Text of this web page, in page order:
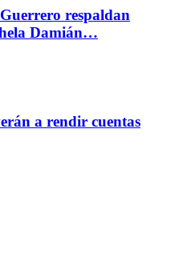
respaldan
Damián…
a rendir cuentas